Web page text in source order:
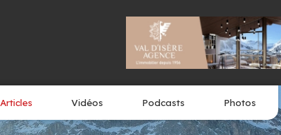
Articles Vidéos Podcasts Photos